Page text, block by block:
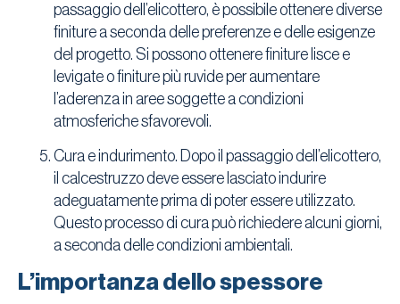
passaggio dell’elicottero, è possibile ottenere diverse
finiture a seconda delle preferenze e delle esigenze
del progetto. Si possono ottenere finiture lisce e
levigate o finiture più ruvide per aumentare
l’aderenza in aree soggette a condizioni
atmosferiche sfavorevoli.
Cura e indurimento. Dopo il passaggio dell’elicottero,
il calcestruzzo deve essere lasciato indurire
adeguatamente prima di poter essere utilizzato.
Questo processo di cura può richiedere alcuni giorni,
a seconda delle condizioni ambientali.
L’importanza dello spessore